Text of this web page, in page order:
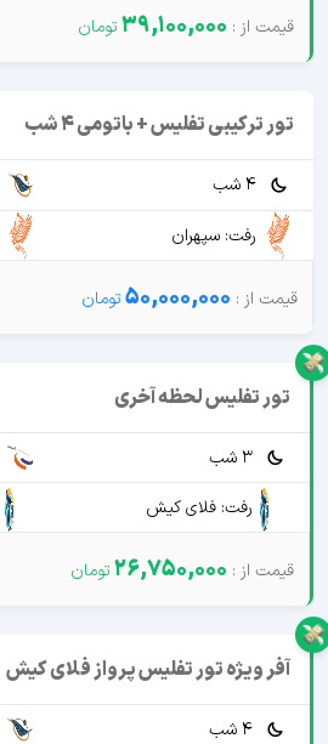
39,100,000
تور ترکیبی تفلیس + باتومی 4 شب
4 شب
رفت: سپهران
50,000,000
تور تفلیس لحظه آخری
3 شب
رفت: فلای کیش
26,750,000
آفر ویژه تور تفلیس پرواز فلای کیش
4 شب